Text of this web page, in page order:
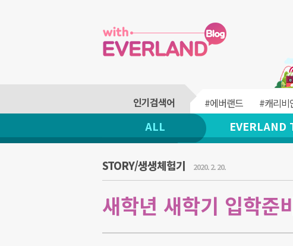
#에버랜드 #캐리비
ALL EVERLAND
STORY/생생체험기 2020. 2. 20.
새학년 새학기 입학준